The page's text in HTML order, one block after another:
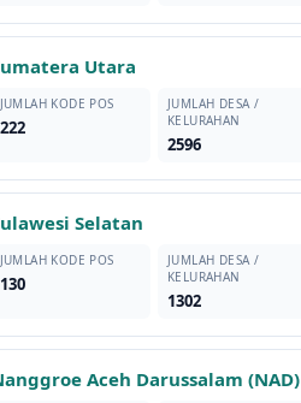
Utara
JUMLAH KODE POS
222
JUMLAH DESA /
KELURAHAN
2596
Selatan
JUMLAH KODE POS
130
JUMLAH DESA /
KELURAHAN
1302
Aceh Darussalam (NAD)